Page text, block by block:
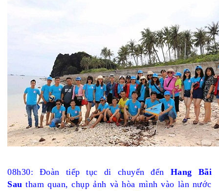
08h30: Đoàn tiếp tục di chuyển đến Hang Bãi
Sau tham quan, chụp ảnh và hòa mình vào làn nước